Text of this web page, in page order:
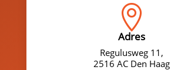

Adres
Regulusweg 11,
2516 AC Den Haag